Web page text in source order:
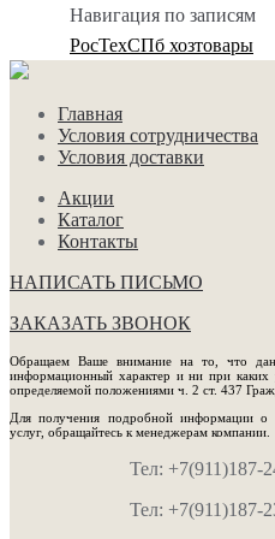
Навигация по записям
РосТехСПб хозтовары
Главная
Условия сотрудничества
Условия доставки
Акции
Каталог
Контакты
НАПИСАТЬ ПИСЬМО
ЗАКАЗАТЬ ЗВОНОК
Обращаем Ваше внимание на то, что
информационный характер и ни при каких
определяемой положениями ч. 2 ст. 437
Для получения подробной информации о
услуг, обращайтесь к менеджерам компании.
Тел: +7(911)187-
Тел: +7(911)187-